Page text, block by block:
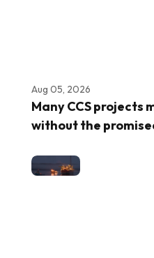
Aug 05, 2026
Many CCS
without the